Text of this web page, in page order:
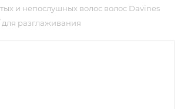
и непослушных волос волос Davines
разглаживания